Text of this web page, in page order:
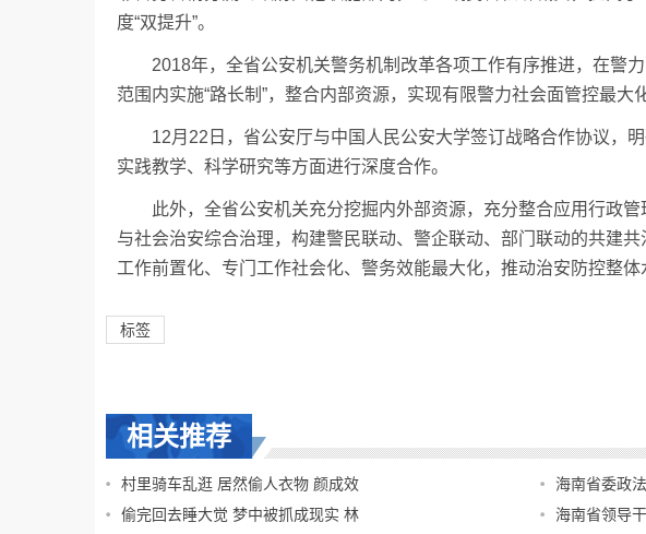
度“双提升”。
2018年，全省公安机关警务机制改革各项工作有序推进，在警力
范围内实施“路长制”，整合内部资源，实现有限警力社会面管控最大
12月22日，省公安厅与中国人民公安大学签订战略合作协议，明
实践教学、科学研究等方面进行深度合作。
此外，全省公安机关充分挖掘内外部资源，充分整合应用行政管
与社会治安综合治理，构建警民联动、警企联动、部门联动的共建
工作前置化、专门工作社会化、警务效能最大化，推动治安防控整体
标签
相关推荐
村里骑车乱逛 居然偷人衣物 颜成效
海南省委政
偷完回去睡大觉 梦中被抓成现实 林
海南省领导